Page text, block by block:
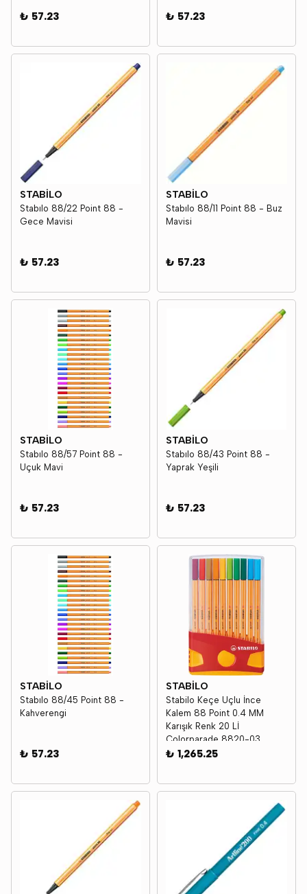
₺ 57.23 ₺ 57.23
STABİLO
Stabılo 88/22 Point 88 -
Gece Mavisi
₺ 57.23
STABİLO
Stabılo 88/11 Point 88 - Buz
Mavisi
₺ 57.23
STABİLO
Stabılo 88/57 Point 88 -
Uçuk Mavi
₺ 57.23
STABİLO
Stabılo 88/43 Point 88 -
Yaprak Yeşili
₺ 57.23
STABİLO
Stabılo 88/45 Point 88 -
Kahverengi
₺ 57.23
STABİLO
Stabilo Keçe Uçlu İnce
Kalem 88 Point 0.4 MM
Karışık Renk 20 Lİ
Colorparade 8820-03
₺ 1,265.25